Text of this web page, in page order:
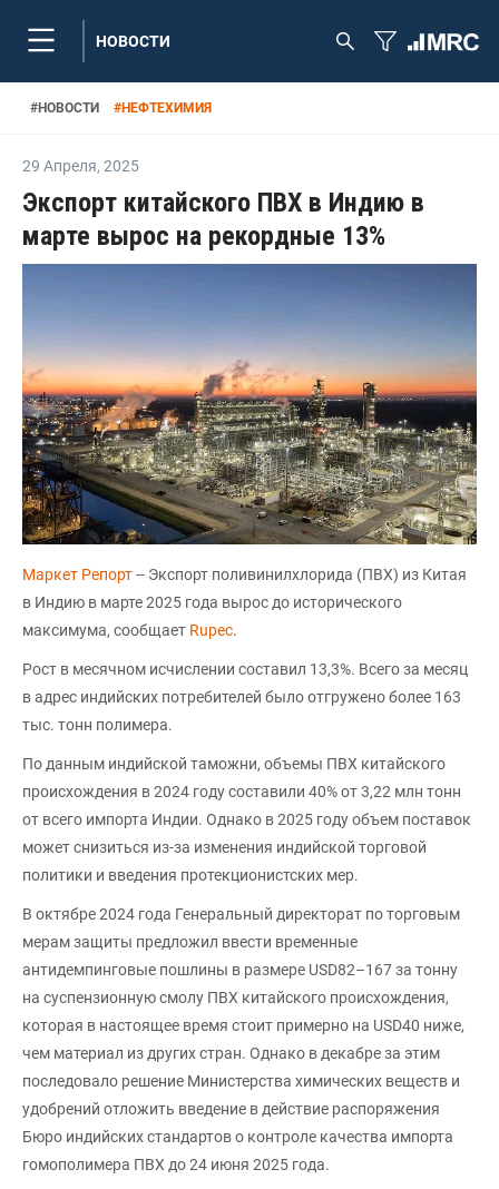
НОВОСТИ
#НОВОСТИ #НЕФТЕХИМИЯ
29 Апреля, 2025
Экспорт китайского ПВХ в Индию в
марте вырос на рекордные 13%
Маркет Репорт-- Экспорт поливинилхлорида (ПВХ) из Китая
в Индию в марте 2025 года вырос до исторического
максимума, сообщает Rupec.
Рост в месячном исчислении составил 13,3%. Всего за месяц
в адрес индийских потребителей было отгружено более 163
тыс. тонн полимера.
По данным индийской таможни, объемы ПВХ китайского
происхождения в 2024 году составили 40% от 3,22 млн тонн
от всего импорта Индии. Однако в 2025 году объем поставок
может снизиться из-за изменения индийской торговой
политики и введения протекционистских мер.
В октябре 2024 года Генеральный директорат по торговым
мерам защиты предложил ввести временные
антидемпинговые пошлины в размере USD82–167 за тонну
на суспензионную смолу ПВХ китайского происхождения,
которая в настоящее время стоит примерно на USD40 ниже,
чем материал из других стран. Однако в декабре за этим
последовало решение Министерства химических веществ и
удобрений отложить введение в действие распоряжения
Бюро индийских стандартов о контроле качества импорта
гомополимера ПВХ до 24 июня 2025 года.